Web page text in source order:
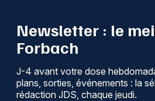
Newsletter : le
Forbach
J-4 avant votre dose
plans, sorties, événements : la
rédaction JDS, chaque jeudi.